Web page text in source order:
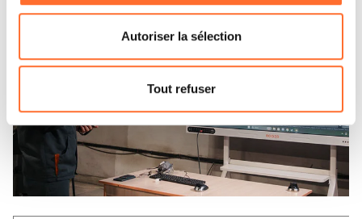
consentement à tout moment en cliquant sur l’icône
flottante en bas à gauche de chaque page.
Pour de plus amples informations sur la manière dont
nous utilisons lescookies et sommes amenés à traiter
Charte d’usage des cookieset notrePolitique de
protection des données personnelles.
Autoriser la sélection
Tout refuser